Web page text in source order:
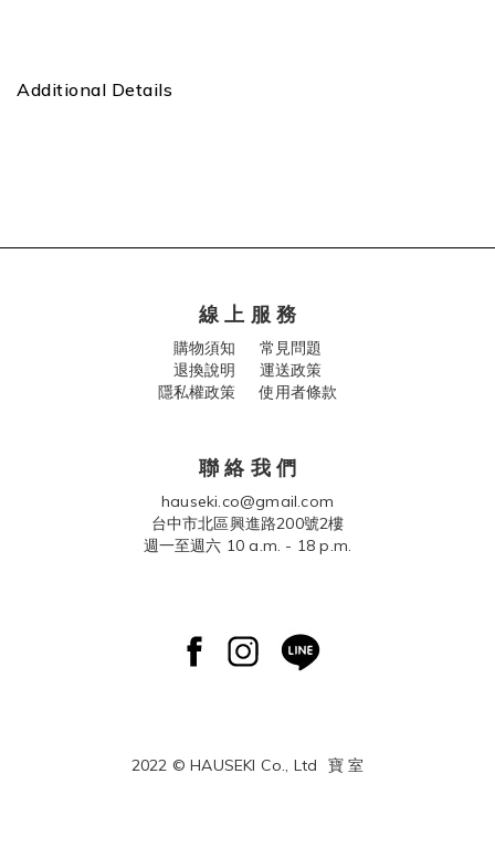
Additional Details
線 上 服 務
購物須知 常見問題
退換說明
運送政策
隱私權政策 使用者條款
聯 絡 我 們
hauseki.co@gmail.com
台中市北區興進路200號2樓
週一至週六 10 a.m. - 18 p.m.
2022 © HAUSEKI Co., Ltd 寶 室